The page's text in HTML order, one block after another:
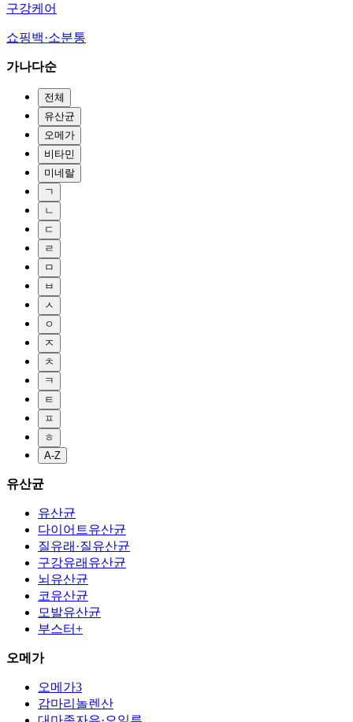
구강케어
쇼핑백·소분통
가나다순
전체
유산균
오메가
비타민
미네랄
ㄱ
ㄴ
ㄷ
ㄹ
ㅁ
ㅂ
ㅅ
ㅇ
ㅈ
ㅊ
ㅋ
ㅌ
ㅍ
ㅎ
A-Z
유산균
유산균
다이어트유산균
질유래·질유산균
구강유래유산균
뇌유산균
코유산균
모발유산균
부스터+
오메가
오메가3
감마리놀렌산